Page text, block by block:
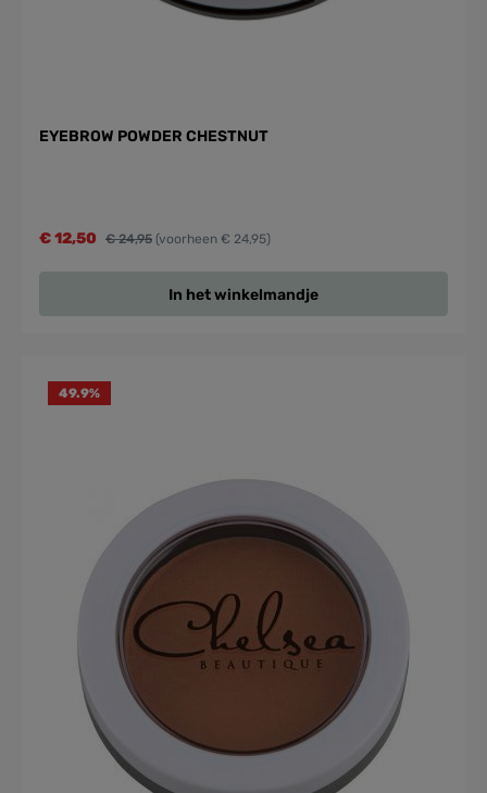
EYEBROW POWDER CHESTNUT
€ 12,50 € 24,95 (voorheen € 24,95)
In het winkelmandje
49.9%